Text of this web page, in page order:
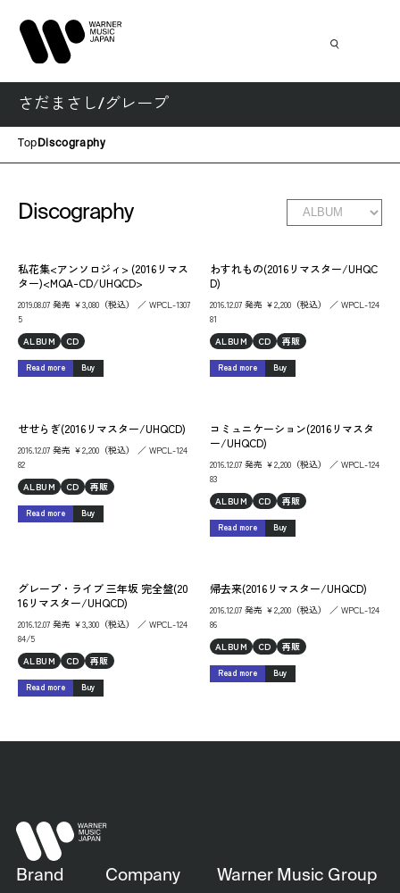
さだまさし/グレープ
Top Discography
Discography
私花集<アンソロジィ> (2016リマス
ター)<MQA-CD/UHQCD>
2019.08.07 発売 ￥3,080（税込） ／ WPCL-1307
5
ALBUM
CD
Read more Buy
わすれもの(2016リマスター/UHQC
D)
2016.12.07 発売 ￥2,200（税込） ／ WPCL-124
81
ALBUM
CD 再販
Read more Buy
せせらぎ(2016リマスター/UHQCD)
2016.12.07 発売 ￥2,200（税込） ／ WPCL-124
82
ALBUM
CD 再販
Read more Buy
コミュニケーション(2016リマスタ
ー/UHQCD)
2016.12.07 発売 ￥2,200（税込） ／ WPCL-124
83
ALBUM
CD 再販
Read more Buy
グレープ・ライブ 三年坂 完全盤(20
16リマスター/UHQCD)
2016.12.07 発売 ￥3,300（税込） ／ WPCL-124
84/5
ALBUM
CD 再販
Read more Buy
帰去来(2016リマスター/UHQCD)
2016.12.07 発売 ￥2,200（税込） ／ WPCL-124
86
ALBUM
CD 再販
Read more Buy
Brand Company Warner Music Group